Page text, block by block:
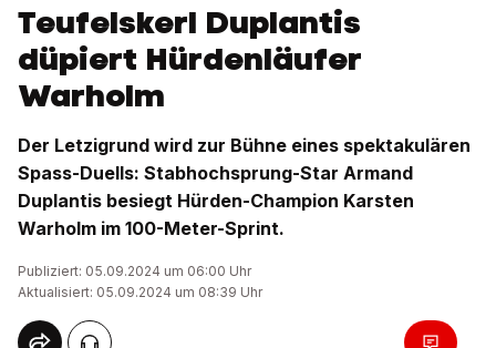
Teufelskerl Duplantis
düpiert Hürdenläufer
Warholm
Der Letzigrund wird zur Bühne eines spektakulären
Spass-Duells: Stabhochsprung-Star Armand
Duplantis besiegt Hürden-Champion Karsten
Warholm im 100-Meter-Sprint.
Publiziert: 05.09.2024 um 06:00 Uhr
Aktualisiert: 05.09.2024 um 08:39 Uhr